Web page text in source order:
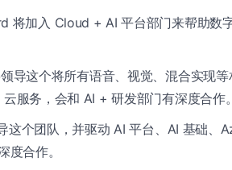
将加入 Cloud + AI 平台部门来帮助数
导这个将所有语音、视觉、混合实现
服务，会和 AI + 研发部门有深度合作。
这个团队，并驱动 AI 平台、AI 基础、
合作。